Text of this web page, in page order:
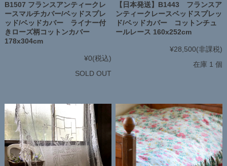
B1507 フランスアンティークレ
ースマルチカバー/ベッドスプレ
ッド/ベッドカバー ライナー付
きローズ柄コットンカバー
178x304cm
¥0(税込)
SOLD OUT
【日本発送】B1443 フランスア
ンティークレースベッドスプレッ
ド/ベッドカバー コットンチュ
ールレース 160x252cm
¥28,500(非課税)
在庫 1 個